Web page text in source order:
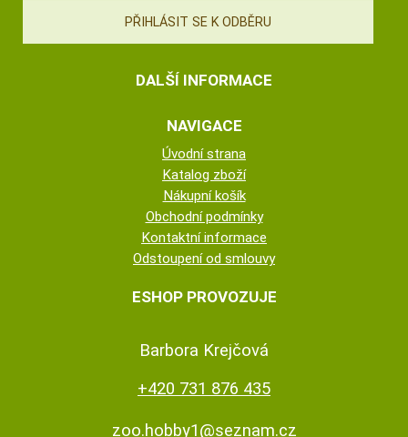
DALŠÍ INFORMACE
NAVIGACE
Úvodní strana
Katalog zboží
Nákupní košík
Obchodní podmínky
Kontaktní informace
Odstoupení od smlouvy
ESHOP PROVOZUJE
Barbora Krejčová
+420 731 876 435
zoo.hobby1@seznam.cz